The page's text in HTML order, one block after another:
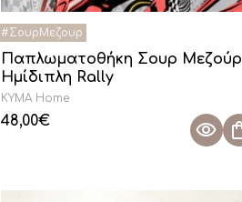
Παπλωματοθήκη Σουρ Μεζούρ
Ημίδιπλη Rally
KYMA Home
48,00€